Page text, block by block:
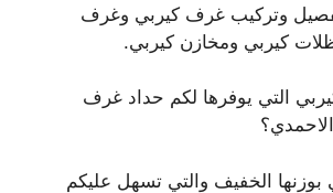
وتركيب غرف كيربي وغرف
كيربي ومخازن كيربي.
التي يوفرها لكم حداد غرف
الخفيف والتي تسهل عليكم